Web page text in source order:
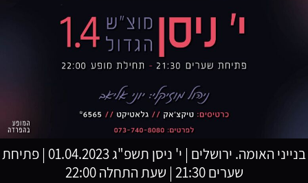
בנייני האומה. ירושלים | י' ניסן תשפ"ג
01.04.2023 | פתיחת
שערים 21:30 | שעת התחלה 22:00